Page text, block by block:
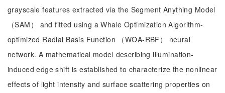
grayscale features extracted via the Segment Anything Model
（SAM） and fitted using a Whale Optimization Algorithm-
optimized Radial Basis Function （WOA-RBF） neural
network. A mathematical model describing illumination-
induced edge shift is established to characterize the nonlinear
effects of light intensity and surface scattering properties on